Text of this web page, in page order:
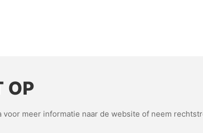
OP
meer informatie naar de website of neem